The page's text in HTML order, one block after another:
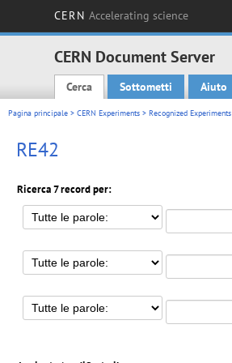
CERN Accelerating science
CERN Document Server
Main menu
Cerca Sottometti Aiuto
Pagina principale > CERN Experiments > Recognized Experiments
RE42
Ricerca 7 record per: